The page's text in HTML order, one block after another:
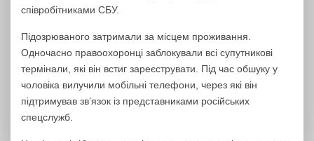
співробітниками СБУ.
Підозрюваного затримали за місцем проживання.
Одночасно правоохоронці заблокували всі супутникові
термінали, які він встиг зареєструвати. Під час обшуку у
чоловіка вилучили мобільні телефони, через які він
підтримував зв’язок із представниками російських
спецслужб.